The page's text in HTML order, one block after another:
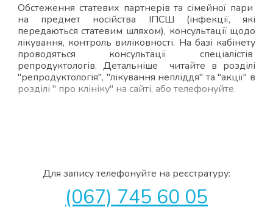
Обстеження статевих партнерів та сімейної пари
на предмет носійства ІПСШ (інфекції, які
передаються статевим шляхом), консультації щодо
лікування, контроль виліковності. На базі кабінету
проводяться консультації спеціалістів
репродуктологів. Детальніше читайте в розділі
"репродуктологія", "лікування непліддя" та "акції" в
розділі " про клініку" на сайті, або телефонуйте.
Для запису телефонуйте на реєстратуру:
(067) 745 60 05